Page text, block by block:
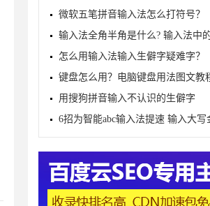
微软五笔拼音输入法怎么打符号？
怎么用输入法输入生僻字疑难字？
用搜狗拼音输入不认识的生僻字